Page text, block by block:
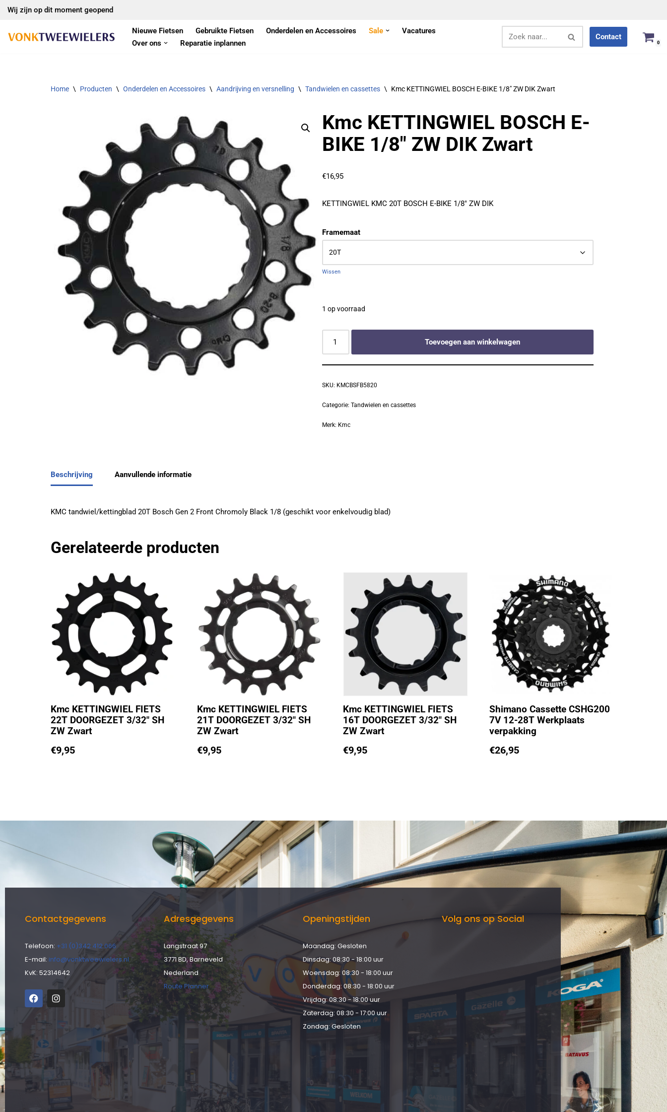
naar
Wij zijn op dit moment geopend
Nieuwe Fietsen Gebruikte Fietsen Onderdelen en Accessoires Sale
Vacatures
Over ons
Reparatie inplannen
Contact
0
Home \ Producten \ Onderdelen en Accessoires \ Aandrijving en versnelling \ Tandwielen en cassettes \ Kmc KETTINGWIEL BOSCH E-BIKE 1/8″ ZW DIK Zwart
Kmc KETTINGWIEL BOSCH E-
BIKE 1/8″ ZW DIK Zwart
€16,95
KETTINGWIEL KMC 20T BOSCH E-BIKE 1/8″ ZW DIK
Framemaat
Wissen
1 op voorraad
Toevoegen aan winkelwagen
SKU: KMCBSFB5820
Categorie:Tandwielen en cassettes
Merk: Kmc
Beschrijving Aanvullende informatie
KMC tandwiel/kettingblad 20T Bosch Gen 2 Front Chromoly Black 1/8 (geschikt voor enkelvoudig blad)
Gerelateerde producten
Kmc KETTINGWIEL FIETS
22T DOORGEZET 3/32″ SH
ZW Zwart
€9,95
Kmc KETTINGWIEL FIETS
21T DOORGEZET 3/32″ SH
ZW Zwart
€9,95
Kmc KETTINGWIEL FIETS
16T DOORGEZET 3/32″ SH
ZW Zwart
€9,95
Shimano Cassette CSHG200
7V 12-28T Werkplaats
verpakking
€26,95
Contactgegevens
Telefoon: +31 (0)342 412 066
E-mail: info@vonktweewielers.nl
KvK: 52314642
Adresgegevens
Langstraat 97
3771 BD, Barneveld
Nederland
Route Planner
Openingstijden
Maandag: Gesloten
Dinsdag: 08:30 - 18:00 uur
Woensdag: 08:30 - 18:00 uur
Donderdag: 08:30 - 18:00 uur
Vrijdag: 08:30 - 18:00 uur
Zaterdag: 08:30 - 17:00 uur
Zondag: Gesloten
Volg ons op Social